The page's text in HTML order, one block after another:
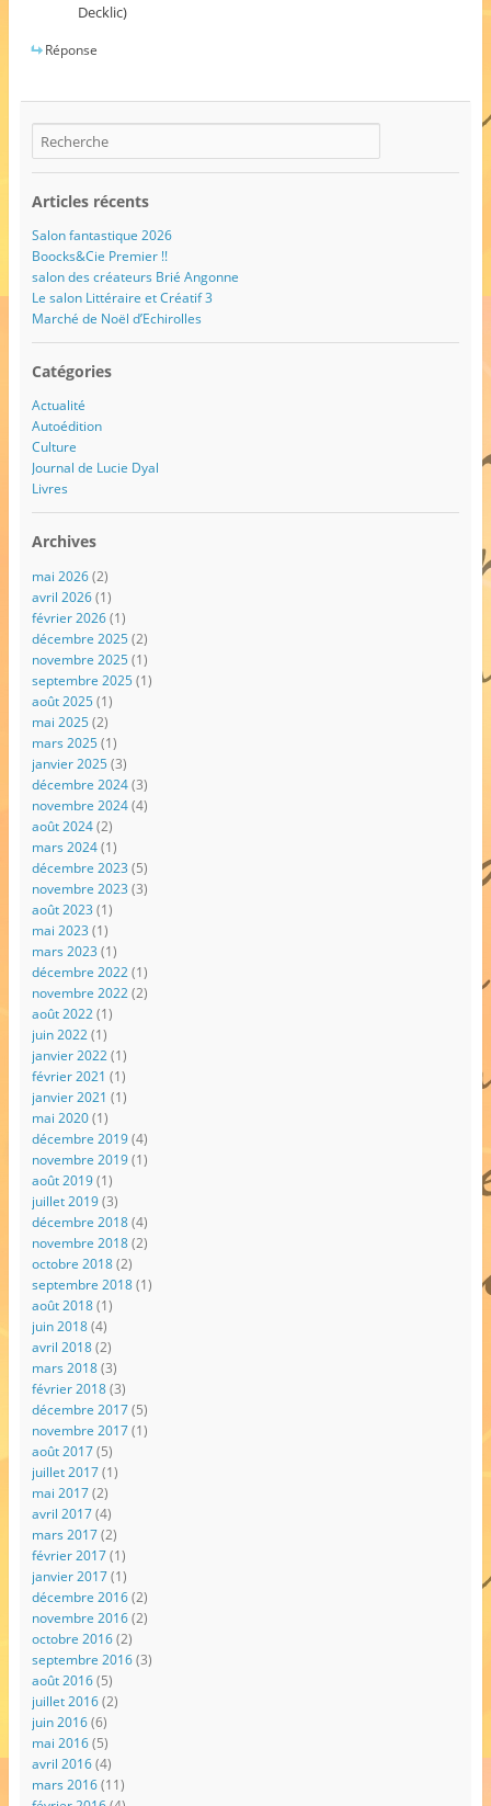
Decklic)
Réponse
Articles récents
Salon fantastique 2026
Boocks&Cie Premier !!
salon des créateurs Brié Angonne
Le salon Littéraire et Créatif 3
Marché de Noël d’Echirolles
Catégories
Actualité
Autoédition
Culture
Journal de Lucie Dyal
Livres
Archives
mai 2026(2)
avril 2026(1)
février 2026(1)
décembre 2025(2)
novembre 2025(1)
septembre 2025(1)
août 2025(1)
mai 2025(2)
mars 2025(1)
janvier 2025(3)
décembre 2024(3)
novembre 2024(4)
août 2024(2)
mars 2024(1)
décembre 2023 (5)
novembre 2023 (3)
août 2023 (1)
mai 2023 (1)
mars 2023 (1)
décembre 2022(1)
novembre 2022(2)
août 2022(1)
juin 2022(1)
janvier 2022(1)
février 2021 (1)
janvier 2021 (1)
mai 2020(1)
décembre 2019(4)
novembre 2019(1)
août 2019(1)
juillet 2019(3)
décembre 2018(4)
novembre 2018(2)
octobre 2018(2)
septembre 2018(1)
août 2018(1)
juin 2018(4)
avril 2018(2)
mars 2018(3)
février 2018(3)
décembre 2017(5)
novembre 2017(1)
août 2017(5)
juillet 2017(1)
mai 2017(2)
avril 2017(4)
mars 2017(2)
février 2017(1)
janvier 2017(1)
décembre 2016(2)
novembre 2016(2)
octobre 2016(2)
septembre 2016(3)
août 2016(5)
juillet 2016(2)
juin 2016(6)
mai 2016(5)
avril 2016(4)
mars 2016(11)